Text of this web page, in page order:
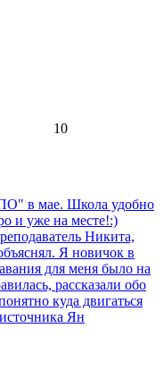
10
в мае. Школа удобно
и уже на месте!:)
Никита,
Я новичок в
для меня было на
рассказали обо
куда двигаться
Ян